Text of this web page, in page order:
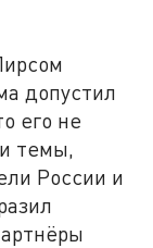
допустил
его не
темы,
России и